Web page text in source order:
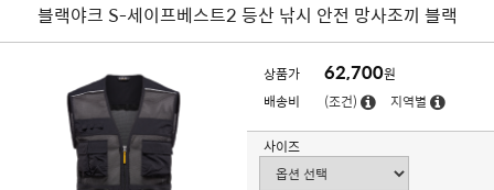
블랙야크 S-세이프베스트2 등산 낚시 안전 망사조끼 블랙
상품가 62,700원
배송비
(조건) 지역별
사이즈